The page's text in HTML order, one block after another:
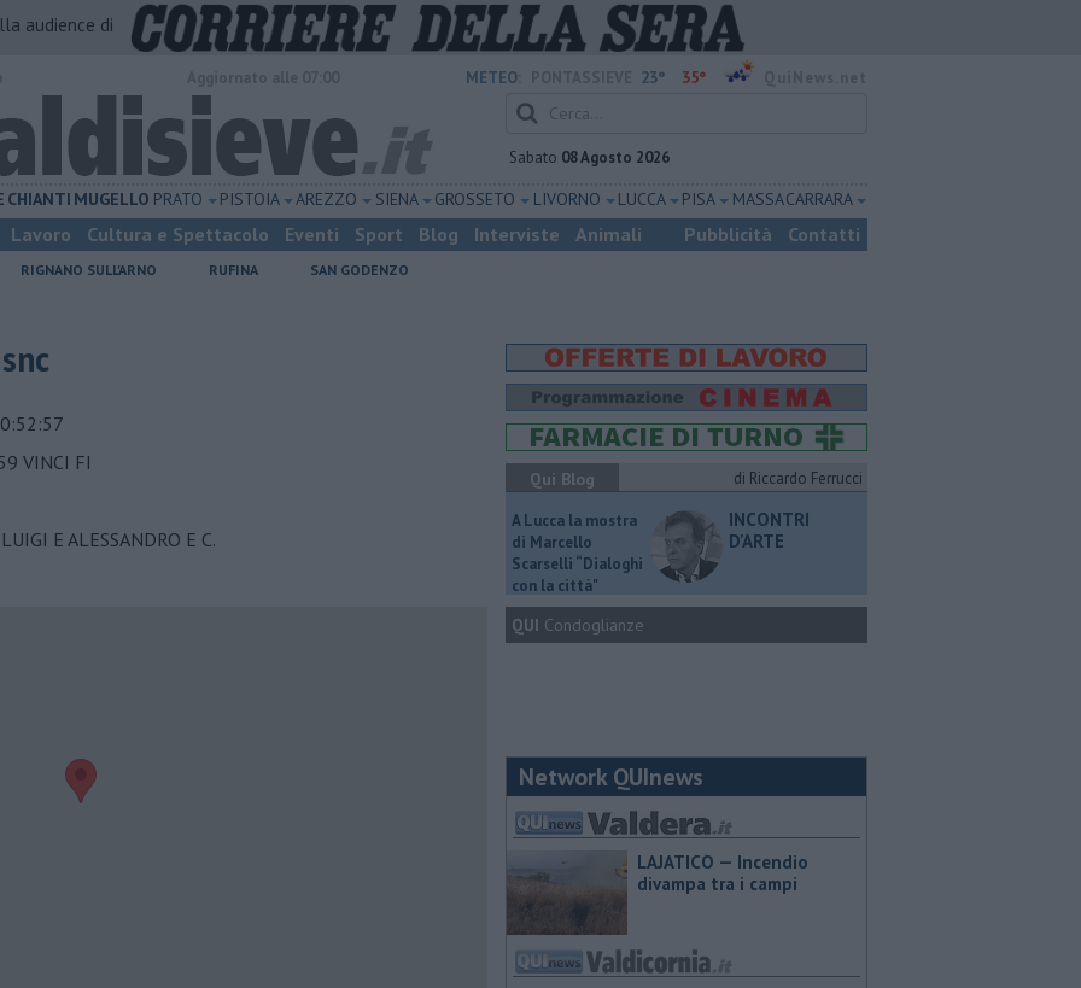
audience di
METEO: 23° 35°
Sabato 08 Agosto 2026
CHIANTI MUGELLO PRATO PISTOIA AREZZO SIENA GROSSETO LIVORNO LUCCA PISA MASSA CARRARA
Lavoro Cultura e Spettacolo Eventi Sport Blog Interviste Animali Pubblicità Contatti
RIGNANO SULL'ARNO RUFINA SAN GODENZO
VINCI FI
E ALESSANDRO E C.
Qui Blog di Riccardo Ferrucci
A Lucca la mostra
di Marcello
Scarselli “Dialoghi
con la città"
INCONTRI
D'ARTE
QUI Condoglianze
Network QUInews
LAJATICO — Incendio
divampa tra i campi